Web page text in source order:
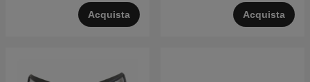
Acquista Acquista